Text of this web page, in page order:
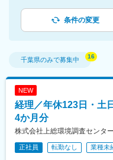
条件の変更
千葉県のみで募集中
NEW
経理／年休123日・土
4か月分
株式会社上総環境調査センタ
正社員 転勤なし 業種未